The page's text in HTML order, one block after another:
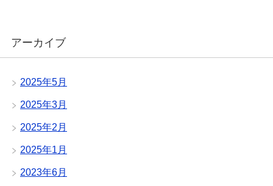
アーカイブ
2025年5月
2025年3月
2025年2月
2025年1月
2023年6月